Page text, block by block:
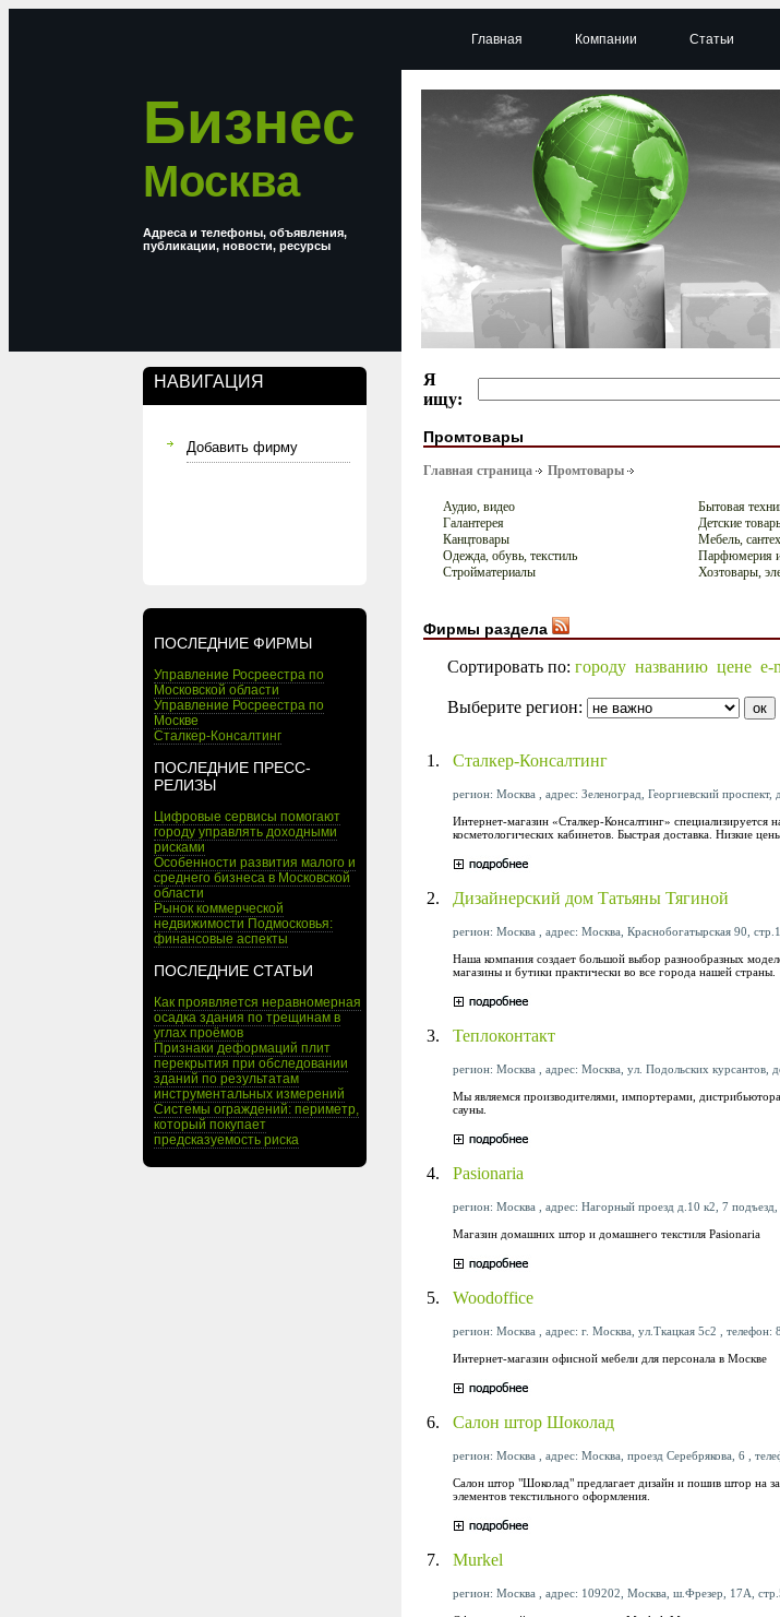
Бизнес
Москва
Адреса и телефоны, объявления,
публикации, новости, ресурсы
НАВИГАЦИЯ
Добавить фирму
ПОСЛЕДНИЕ ФИРМЫ
Управление Росреестра по
Московской области
Управление Росреестра по
Москве
Сталкер-Консалтинг
ПОСЛЕДНИЕ ПРЕСС-
РЕЛИЗЫ
Цифровые сервисы помогают
городу управлять доходными
рисками
Особенности развития малого и
среднего бизнеса в Московской
области
Рынок коммерческой
недвижимости Подмосковья:
финансовые аспекты
ПОСЛЕДНИЕ СТАТЬИ
Как проявляется неравномерная
осадка здания по трещинам в
углах проёмов
Признаки деформаций плит
перекрытия при обследовании
зданий по результатам
инструментальных измерений
Системы ограждений: периметр,
который покупает
предсказуемость риска
Главная Компании Статьи
Я
ищу:
Промтовары
Главная страница Промтовары
Аудио, видео Бытовая
Галантерея
Детские
Канцтовары
Мебель,
Одежда, обувь, текстиль
Парфюмерия
Стройматериалы
Хозтовары,
Фирмы раздела
Сортировать по: городу названию цене e-
Выберите регион:
1. Сталкер-Консалтинг
регион: Москва , адрес: Зеленоград, Георгиевский
Интернет-магазин «Сталкер-Консалтинг» специализируется
косметологических кабинетов. Быстрая доставка. Низкие
2. Дизайнерский дом Татьяны Тягиной
регион: Москва , адрес: Москва, Краснобогатырская 90,
Наша компания создает большой выбор разнообразных
магазины и бутики практически во все города нашей страны.
3. Теплоконтакт
регион: Москва , адрес: Москва, ул. Подольских
Мы являемся производителями, импортерами,
сауны.
4. Pasionaria
регион: Москва , адрес: Нагорный проезд д.10 к2, 7
Магазин домашних штор и домашнего текстиля Pasionaria
5. Woodoffice
регион: Москва , адрес: г. Москва, ул.Ткацкая 5с2 ,
Интернет-магазин офисной мебели для персонала в Москве
6. Салон штор Шоколад
регион: Москва , адрес: Москва, проезд Серебрякова, 6 ,
Салон штор "Шоколад" предлагает дизайн и пошив штор на
элементов текстильного оформления.
7. Murkel
регион: Москва , адрес: 109202, Москва, ш.Фрезер, 17А,